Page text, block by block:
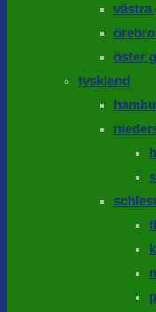
västra
öster
tyskland